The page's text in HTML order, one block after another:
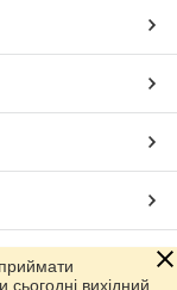
вихідний